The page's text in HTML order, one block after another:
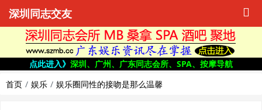
深圳同志交友
点此进入》 深圳、广州、广东同志会所、SPA、按摩导航
首页
娱乐 娱乐圈同性的接吻是那么温馨